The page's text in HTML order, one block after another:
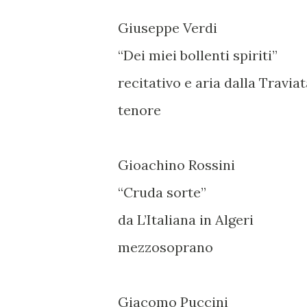
Giuseppe Verdi
“Dei miei bollenti spiriti”
recitativo e aria dalla
tenore
Gioachino Rossini
“Cruda sorte”
da L’Italiana in Algeri
mezzosoprano
Giacomo Puccini